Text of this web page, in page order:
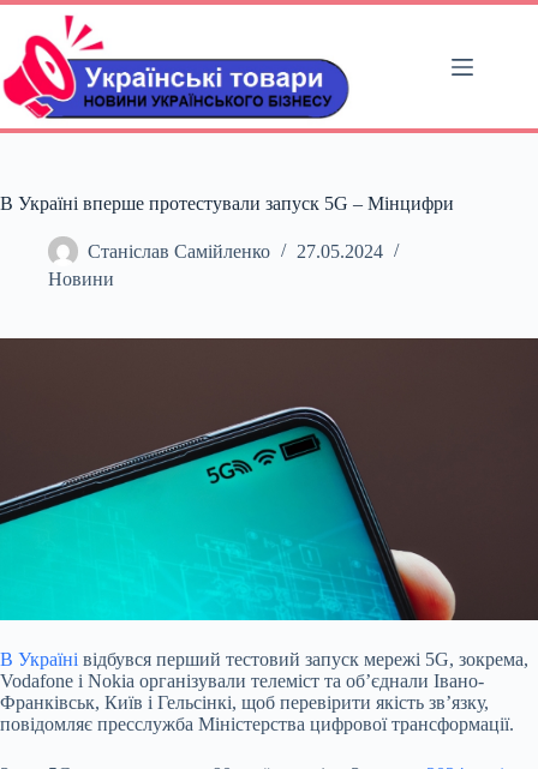
Перейти
вмісту
В Україні вперше протестували запуск 5G – Мінцифри
Станіслав Самійленко
27.05.2024
Новини
В Україні відбувся перший тестовий запуск мережі 5G, зокрема,
Vodafone і Nokia організували телеміст та об’єднали Івано-
Франківськ, Київ і Гельсінкі, щоб перевірити якість звʼязку,
повідомляє пресслужба Міністерства цифрової трансформації.